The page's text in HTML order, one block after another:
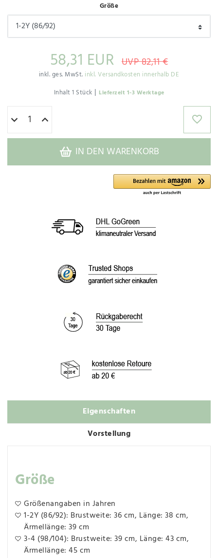
Größe
58,31 EUR UVP 82,11 €
inkl. ges. MwSt. inkl. Versandkosten innerhalb DE
Inhalt1 Stück | Lieferzeit 1-3 Werktage
IN DEN WARENKORB
Eigenschaften
Vorstellung
Größe
Größenangaben in Jahren
1-2Y (86/92): Brustweite: 36 cm, Länge: 38 cm,
Ärmellänge: 39 cm
3-4 (98/104): Brustweite: 39 cm, Länge: 43 cm,
Ärmellänge: 45 cm